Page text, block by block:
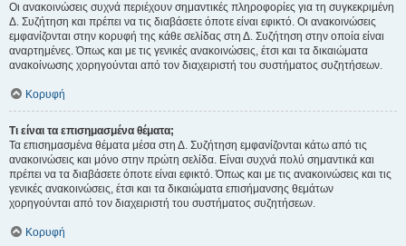
Οι ανακοινώσεις συχνά περιέχουν σημαντικές πληροφορίες για τη συγκεκριμένη
Δ. Συζήτηση και πρέπει να τις διαβάσετε όποτε είναι εφικτό. Οι ανακοινώσεις
εμφανίζονται στην κορυφή της κάθε σελίδας στη Δ. Συζήτηση στην οποία είναι
αναρτημένες. Όπως και με τις γενικές ανακοινώσεις, έτσι και τα δικαιώματα
ανακοίνωσης χορηγούνται από τον διαχειριστή του συστήματος συζητήσεων.
Κορυφή
Τι είναι τα επισημασμένα θέματα;
Τα επισημασμένα θέματα μέσα στη Δ. Συζήτηση εμφανίζονται κάτω από τις
ανακοινώσεις και μόνο στην πρώτη σελίδα. Είναι συχνά πολύ σημαντικά και
πρέπει να τα διαβάσετε όποτε είναι εφικτό. Όπως και με τις ανακοινώσεις και τις
γενικές ανακοινώσεις, έτσι και τα δικαιώματα επισήμανσης θεμάτων
χορηγούνται από τον διαχειριστή του συστήματος συζητήσεων.
Κορυφή